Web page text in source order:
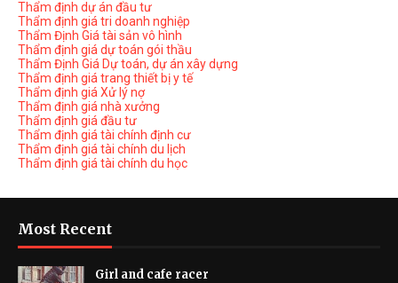
Thẩm định dự án đầu tư
Thẩm định giá tri doanh nghiệp
Thẩm Định Giá tài sản vô hình
Thẩm định giá dự toán gói thầu
Thẩm Định Giá Dự toán, dự án xây dựng
Thẩm định giá trang thiết bị y tế
Thẩm định giá Xử lý nợ
Thẩm định giá nhà xưởng
Thẩm định giá đầu tư
Thẩm định giá tài chính định cư
Thẩm định giá tài chính du lịch
Thẩm định giá tài chính du học
Most Recent
Girl and cafe racer